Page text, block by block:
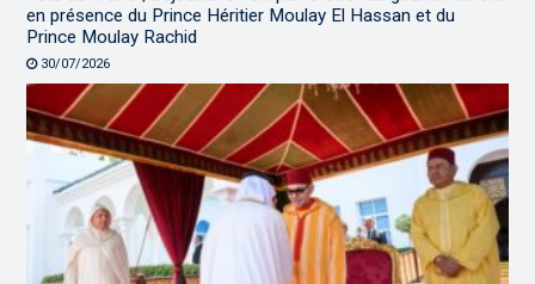
en présence du Prince Héritier Moulay El Hassan et du
Prince Moulay Rachid
30/07/2026